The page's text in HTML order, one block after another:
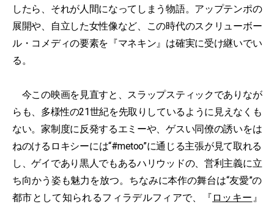
したら、それが人間になってしまう物語。アップテンポの
展開や、自立した女性像など、この時代のスクリューボー
ル・コメディの要素を『マネキン』は確実に受け継いでい
る。
今この映画を見直すと、スラップスティックでありなが
らも、多様性の21世紀を先取りしているように見えなくも
ない。家制度に反発するエミーや、ゲスい同僚の誘いをは
ねのけるロキシーには“#metoo”に通じる主張が見て取れる
し、ゲイであり黒人でもあるハリウッドの、営利主義に立
ち向かう姿も魅力を放つ。ちなみに本作の舞台は“友愛”の
都市として知られるフィラデルフィアで、『 ロッキー 』